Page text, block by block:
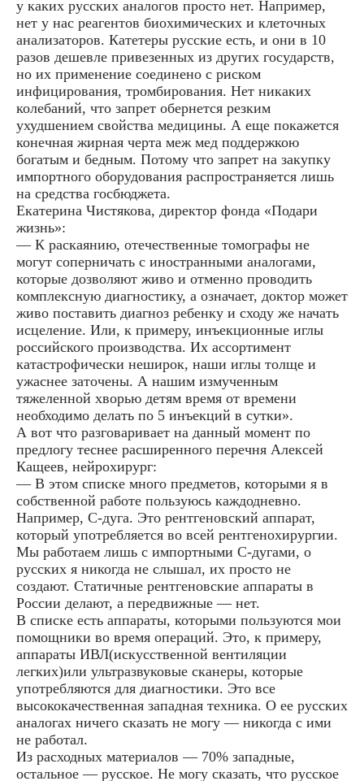
у каких русских аналогов просто нет. Например,
нет у нас реагентов биохимических и клеточных
анализаторов. Катетеры русские есть, и они в 10
разов дешевле привезенных из других государств,
но их применение соединено с риском
инфицирования, тромбирования. Нет никаких
колебаний, что запрет обернется резким
ухудшением свойства медицины. А еще покажется
конечная жирная черта меж мед поддержкою
богатым и бедным. Потому что запрет на закупку
импортного оборудования распространяется лишь
на средства госбюджета.
Екатерина Чистякова, директор фонда «Подари
жизнь»:
— К раскаянию, отечественные томографы не
могут соперничать с иностранными аналогами,
которые дозволяют живо и отменно проводить
комплексную диагностику, а означает, доктор может
живо поставить диагноз ребенку и сходу же начать
исцеление. Или, к примеру, инъекционные иглы
российского производства. Их ассортимент
катастрофически неширок, наши иглы толще и
ужаснее заточены. А нашим измученным
тяжеленной хворью детям время от времени
необходимо делать по 5 инъекций в сутки».
А вот что разговаривает на данный момент по
предлогу теснее расширенного перечня Алексей
Кащеев, нейрохирург:
— В этом списке много предметов, которыми я в
собственной работе пользуюсь каждодневно.
Например, C-дуга. Это рентгеновский аппарат,
который употребляется во всей рентгенохирургии.
Мы работаем лишь с импортными С-дугами, о
русских я никогда не слышал, их просто не
создают. Статичные рентгеновские аппараты в
России делают, а передвижные — нет.
В списке есть аппараты, которыми пользуются мои
помощники во время операций. Это, к примеру,
аппараты ИВЛ(искусственной вентиляции
легких)или ультразвуковые сканеры, которые
употребляются для диагностики. Это все
высококачественная западная техника. О ее русских
аналогах ничего сказать не могу — никогда с ими
не работал.
Из расходных материалов — 70% западные,
остальное — русское. Не могу сказать, что русское